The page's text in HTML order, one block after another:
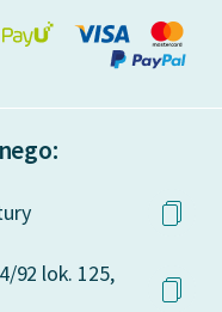
92 lok. 125,